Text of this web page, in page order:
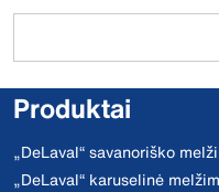
Produktai
„DeLaval“ savanoriško
„DeLaval“ karuselinė